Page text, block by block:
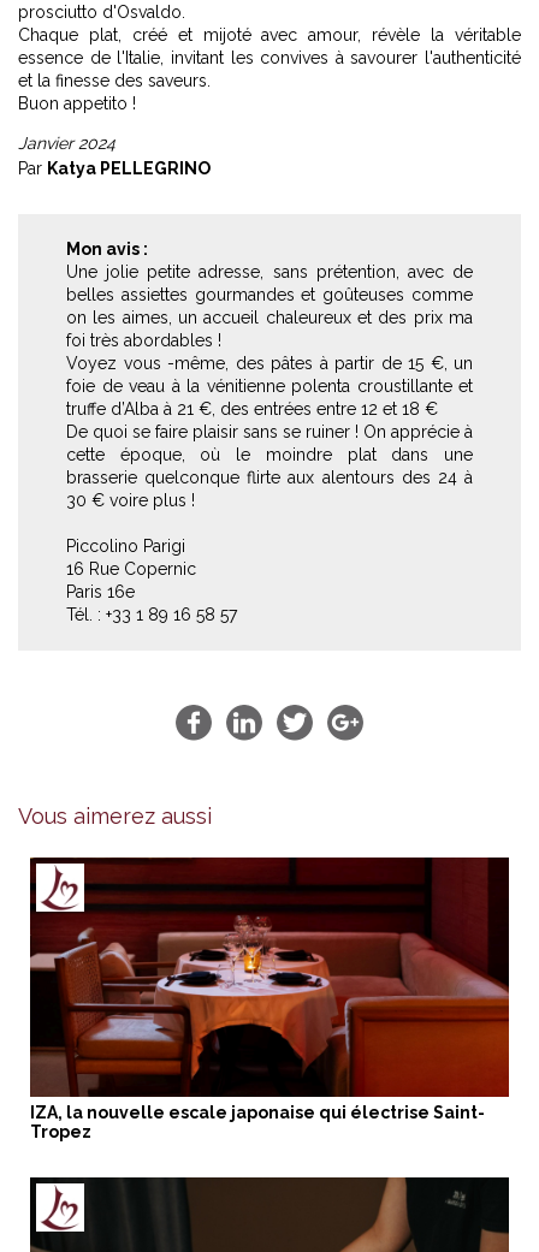
prosciutto d'Osvaldo.
Chaque plat, créé et mijoté avec amour, révèle la véritable
essence de l'Italie, invitant les convives à savourer l'authenticité
et la finesse des saveurs.
Buon appetito !
Janvier 2024
Par Katya PELLEGRINO
Mon avis :
Une jolie petite adresse, sans prétention, avec de
belles assiettes gourmandes et goûteuses comme
on les aimes, un accueil chaleureux et des prix ma
foi très abordables !
Voyez vous -même, des pâtes à partir de 15 €, un
foie de veau à la vénitienne polenta croustillante et
truffe d’Alba à 21 €, des entrées entre 12 et 18 €
De quoi se faire plaisir sans se ruiner ! On apprécie à
cette époque, où le moindre plat dans une
brasserie quelconque flirte aux alentours des 24 à
30 € voire plus !
Piccolino Parigi
16 Rue Copernic
Paris 16e
Tél. : +33 1 89 16 58 57
Vous aimerez aussi
IZA, la nouvelle escale japonaise qui électrise Saint-
Tropez